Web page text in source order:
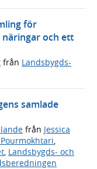
för
och ett
från Landsbygds-
samlade
från Jessica
,
, Landsbygds- och